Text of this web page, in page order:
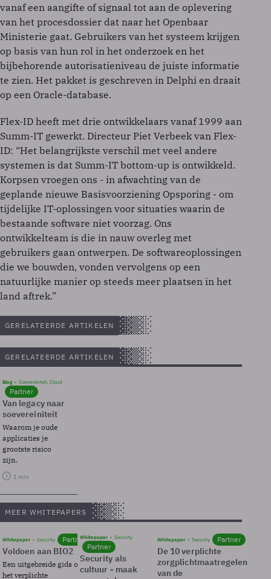
vanaf een aangifte of signaal tot aan de oplevering
van het procesdossier dat naar het Openbaar
Ministerie gaat. Gebruikers van het systeem krijgen
op basis van hun rol in het onderzoek en het
bijbehorende autorisatieniveau de juiste informatie
te zien. Het pakket is geschreven in Delphi en draait
op een Oracle-database.
Flex-ID heeft met drie ontwikkelaars vanaf 1999 aan
Summ-IT gewerkt. Directeur Piet Verbeek van Flex-
ID: “Het belangrijkste verschil met veel andere
systemen is dat Summ-IT bottom-up is ontwikkeld.
Korpsen vroegen ons - in afwachting van de
geplande nieuwe Basisvoorziening Opsporing - om
tijdelijke IT-oplossingen voor situaties waarin de
bestaande software niet voorzag. Ons
ontwikkelteam is die in nauw overleg met
gebruikers gaan ontwerpen. De softwareoplossingen
die we bouwden, vonden vervolgens op een
natuurlijke manier op steeds meer plaatsen in het
land aftrek.”
GERELATEERDE ARTIKELEN
GERELATEERDE ARTIKELEN
Blog Soevereinteit, Cloud
Partner
Van legacy naar
soevereiniteit
Waarom je oude
applicaties je
grootste risico
zijn.
1 min
MEER WHITEPAPERS
Whitepaper Security Partner
Voldoen aan BIO2
Een uitgebreide gids over BIO2,
het verplichte
Whitepaper Security
Partner
Security als
cultuur - maak
Whitepaper Security Partner
De 10 verplichte
zorgplichtmaatregelen
van de